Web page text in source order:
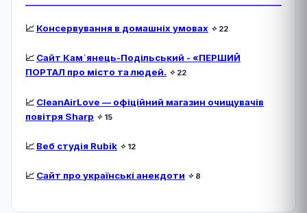
📈 Консервування в домашніх умовах ✧22
📈 Сайт Кам`янець-Подільський - «ПЕРШИЙ
ПОРТАЛ про місто та людей. ✧22
📈 CleanAirLove — офіційний магазин очищувачів
повітря Sharp ✧15
📈 Веб студія Rubik ✧12
📈 Сайт про українські анекдоти ✧8